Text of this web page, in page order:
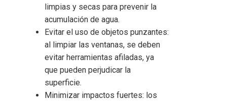
limpias y secas para prevenir la
acumulación de agua.
Evitar el uso de objetos punzantes:
al limpiar las ventanas, se deben
evitar herramientas afiladas, ya
que pueden perjudicar la
superficie.
Minimizar impactos fuertes: los